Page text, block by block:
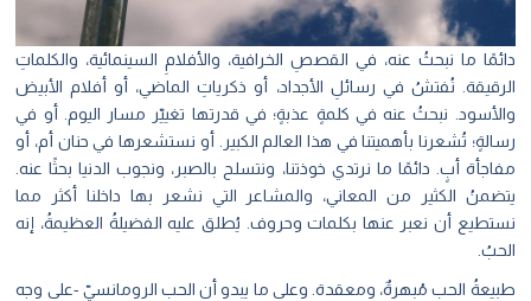
دائمًا ما نبحثُ عنه، في القصصِ الخرافية، والأفلامِ السينمائية، والكلماتِ
الرقيقة. نُفتشُ في رسائلِ الأجداد، أو ذكرياتِ الماضي، أو أفلام الأبيض
والأسود. نبحثُ عنه في كلمةٍ عذبةٍ؛ في قدرتها تغييّر مسار اليوم. أو في
رسالةٍ؛ تُشعرنا بأهميتنا في هذا العالم الكبير. أو نستشعرها في حنان أم، أو
مفاجأة أبٍ. دائمًا ما نرتدي خوذتنا، ونتسلح بالصبر، ونجوب الدنيا بحثًا عنه.
يتضمنُ الكثير من المعاني، والمشاعر التي نشعر بها داخلنا أكثر مما
نستطيع أن نعبر عنها بكلمات وحروف. يُطلق عليه الفضيلةُ العظيمةُ، إنه
الحبُ.
طبيعةُ الحب مُبهرةٌ، ومعقدة. وعلى ما يبدو أن الحب الرومانسيّ -على وجه